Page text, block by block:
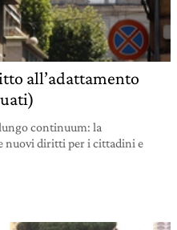
all’adattamento
continuum: la
nuovi diritti per i cittadini e